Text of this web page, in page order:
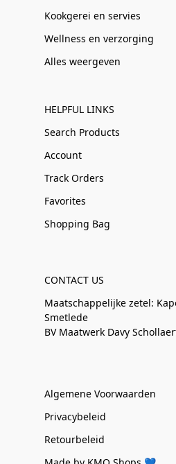
Kookgerei en servies
Wellness en verzorging
Alles weergeven
HELPFUL LINKS
Search Products
Account
Track Orders
Favorites
Shopping Bag
CONTACT US
Maatschappelijke zetel:
Smetlede
BV Maatwerk Davy
Algemene Voorwaarden
Privacybeleid
Retourbeleid